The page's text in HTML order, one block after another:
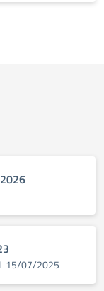
15/07/2025